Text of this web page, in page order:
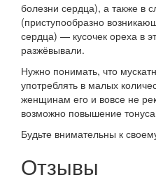
болезни сердца), а также в
(приступообразно
сердца) — кусочек ореха в
разжёвывали.
Нужно понимать, что
употреблять в малых
женщинам его и вовсе не
возможно повышение
Будьте внимательны к
Отзывы